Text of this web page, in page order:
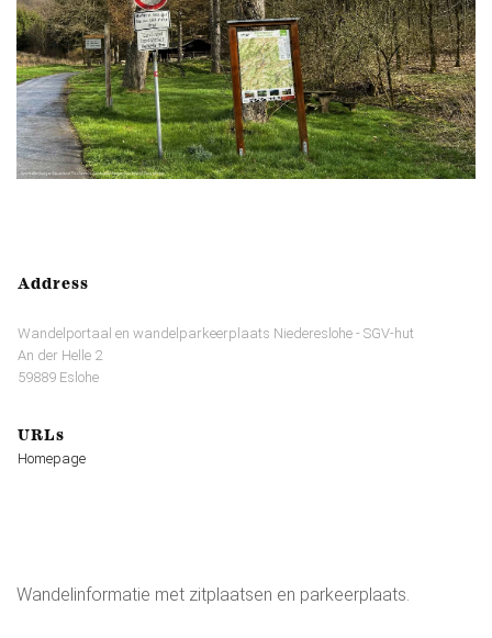
Address
Wandelportaal en wandelparkeerplaats Niedereslohe - SGV-hut
An der Helle 2
59889 Eslohe
URLs
Homepage
Wandelinformatie met zitplaatsen en parkeerplaats.